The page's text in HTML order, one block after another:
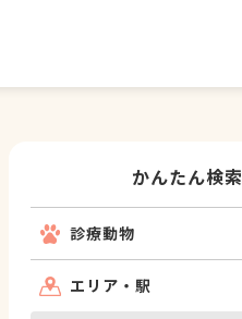
かんたん検索
診療動物
エリア・駅